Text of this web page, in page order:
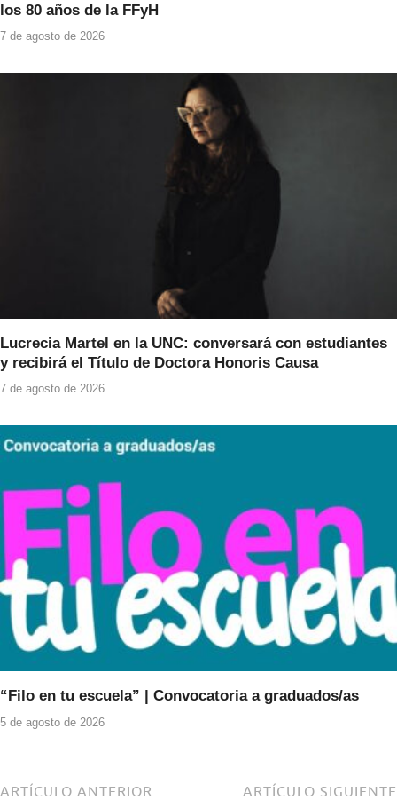
los 80 años de la FFyH
7 de agosto de 2026
Lucrecia Martel en la UNC: conversará con estudiantes
y recibirá el Título de Doctora Honoris Causa
7 de agosto de 2026
“Filo en tu escuela” | Convocatoria a graduados/as
5 de agosto de 2026
ARTÍCULO ANTERIOR ARTÍCULO SIGUIENTE